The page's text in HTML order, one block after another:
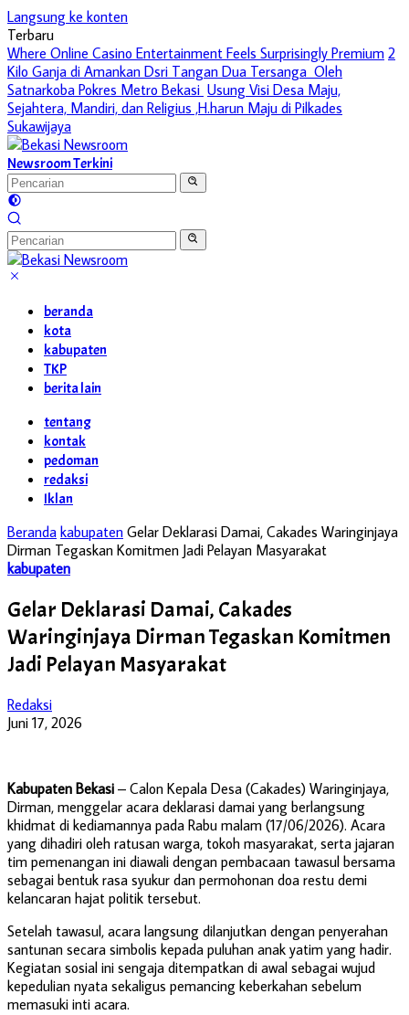
Langsung ke konten
Terbaru
Where Online Casino Entertainment Feels Surprisingly Premium 2
Kilo Ganja di Amankan Dsri Tangan Dua Tersanga Oleh
Satnarkoba Pokres Metro Bekasi Usung Visi Desa Maju,
Sejahtera, Mandiri, dan Religius ,H.harun Maju di Pilkades
Sukawijaya
Newsroom Terkini
beranda
kota
kabupaten
TKP
berita lain
tentang
kontak
pedoman
redaksi
Iklan
Beranda kabupaten Gelar Deklarasi Damai, Cakades Waringinjaya
Dirman Tegaskan Komitmen Jadi Pelayan Masyarakat
kabupaten
Gelar Deklarasi Damai, Cakades
Waringinjaya Dirman Tegaskan Komitmen
Jadi Pelayan Masyarakat
Redaksi
Juni 17, 2026
Kabupaten Bekasi – Calon Kepala Desa (Cakades) Waringinjaya,
Dirman, menggelar acara deklarasi damai yang berlangsung
khidmat di kediamannya pada Rabu malam (17/06/2026). Acara
yang dihadiri oleh ratusan warga, tokoh masyarakat, serta jajaran
tim pemenangan ini diawali dengan pembacaan tawasul bersama
sebagai bentuk rasa syukur dan permohonan doa restu demi
kelancaran hajat politik tersebut.
Setelah tawasul, acara langsung dilanjutkan dengan penyerahan
santunan secara simbolis kepada puluhan anak yatim yang hadir.
Kegiatan sosial ini sengaja ditempatkan di awal sebagai wujud
kepedulian nyata sekaligus pemancing keberkahan sebelum
memasuki inti acara.